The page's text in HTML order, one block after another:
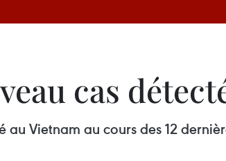
cas
Vietnam au cours des 12